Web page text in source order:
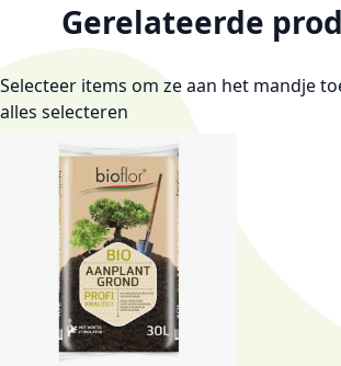
Gerelateerde
Selecteer items om ze aan het mandje
alles selecteren